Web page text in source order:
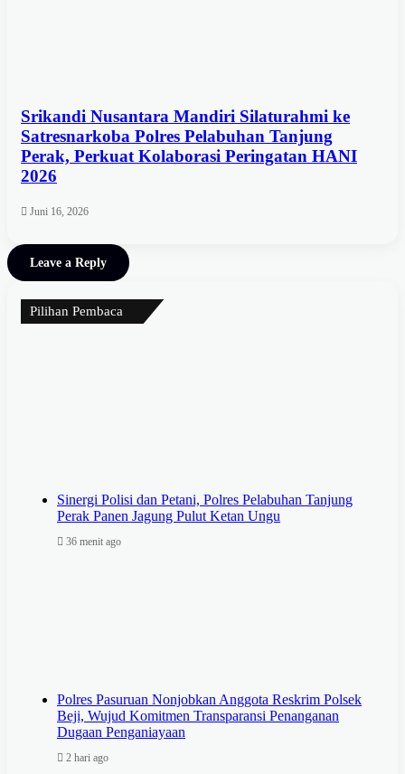
Srikandi Nusantara Mandiri Silaturahmi ke
Satresnarkoba Polres Pelabuhan Tanjung
Perak, Perkuat Kolaborasi Peringatan HANI
2026
Juni 16, 2026
Leave a Reply
Pilihan Pembaca
Sinergi Polisi dan Petani, Polres Pelabuhan Tanjung
Perak Panen Jagung Pulut Ketan Ungu
36 menit ago
Polres Pasuruan Nonjobkan Anggota Reskrim Polsek
Beji, Wujud Komitmen Transparansi Penanganan
Dugaan Penganiayaan
2 hari ago